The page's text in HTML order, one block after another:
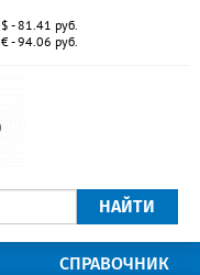
$ - 81.41 руб.
€ - 94.06 руб.
НАЙТИ
СПРАВОЧНИК